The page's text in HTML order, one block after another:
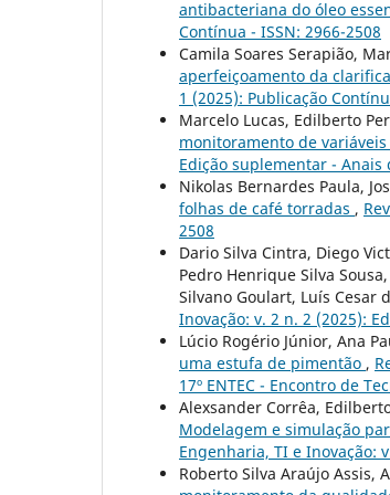
antibacteriana do óleo
Contínua - ISSN: 2966-2508
Camila Soares Serapião,
aperfeiçoamento da
1 (2025): Publicação
Marcelo Lucas, Edilberto
monitoramento de
Edição suplementar - Anais
Nikolas Bernardes Paula,
folhas de café torradas ,
2508
Dario Silva Cintra, Diego
Pedro Henrique Silva
Silvano Goulart, Luís Cesar
Inovação: v. 2 n. 2 (2025):
Lúcio Rogério Júnior, Ana
uma estufa de pimentão ,
17º ENTEC - Encontro de
Alexsander Corrêa,
Modelagem e simulação
Engenharia, TI e Inovação:
Roberto Silva Araújo Assis,